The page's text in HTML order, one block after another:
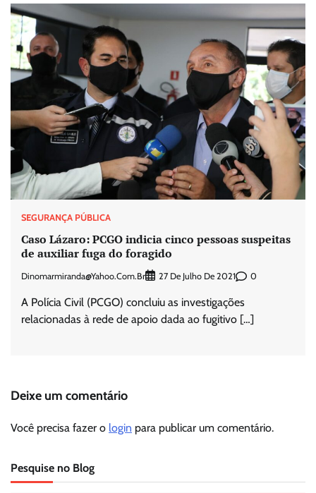
SEGURANÇA PÚBLICA
Caso Lázaro: PCGO indicia cinco pessoas suspeitas
de auxiliar fuga do foragido
Dinomarmiranda@yahoo.com.br 27 De Julho De 2021 0
A Polícia Civil (PCGO) concluiu as investigações
relacionadas à rede de apoio dada ao fugitivo […]
Deixe um comentário
Você precisa fazer o login para publicar um comentário.
Pesquise no Blog